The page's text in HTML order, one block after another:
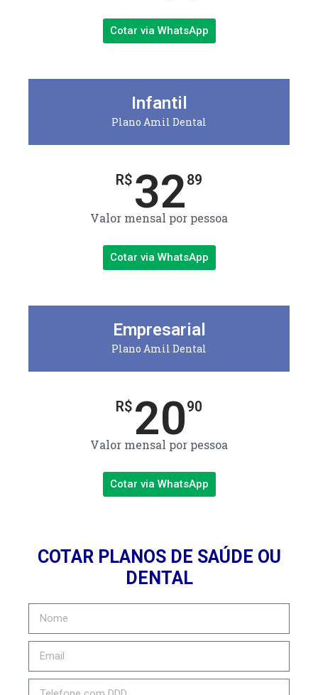
Cotar via WhatsApp
Infantil
Plano Amil Dental
R$ 3289
Valor mensal por pessoa
Cotar via WhatsApp
Empresarial
Plano Amil Dental
R$ 2090
Valor mensal por pessoa
Cotar via WhatsApp
COTAR PLANOS DE SAÚDE OU
DENTAL